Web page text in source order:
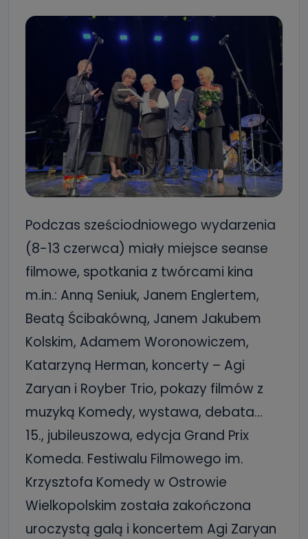
Podczas sześciodniowego wydarzenia
(8-13 czerwca) miały miejsce seanse
filmowe, spotkania z twórcami kina
m.in.: Anną Seniuk, Janem Englertem,
Beatą Ścibakówną, Janem Jakubem
Kolskim, Adamem Woronowiczem,
Katarzyną Herman, koncerty – Agi
Zaryan i Royber Trio, pokazy filmów z
muzyką Komedy, wystawa, debata…
15., jubileuszowa, edycja Grand Prix
Komeda. Festiwalu Filmowego im.
Krzysztofa Komedy w Ostrowie
Wielkopolskim została zakończona
uroczystą galą i koncertem Agi Zaryan